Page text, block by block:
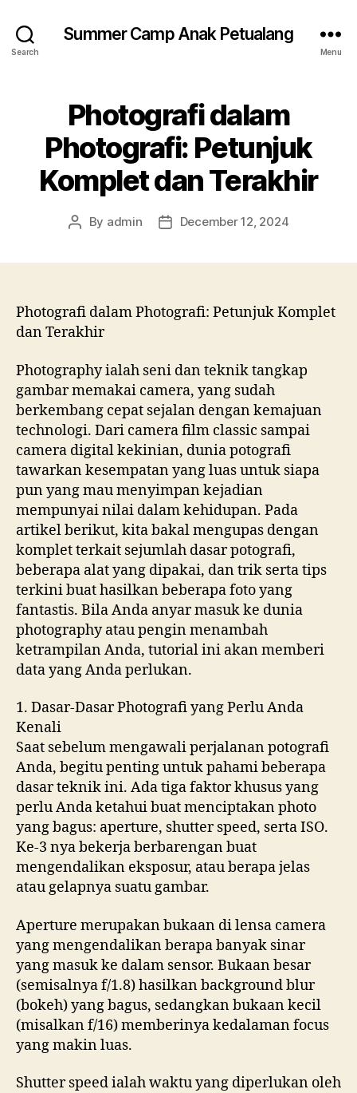
Search
Summer Camp Anak Petualang
Menu
Photografi dalam
Photografi: Petunjuk
Komplet dan Terakhir
Post
By admin
PostDecember 12, 2024
Photografi dalam Photografi: Petunjuk Komplet
dan Terakhir
Photography ialah seni dan teknik tangkap
gambar memakai camera, yang sudah
berkembang cepat sejalan dengan kemajuan
technologi. Dari camera film classic sampai
camera digital kekinian, dunia potografi
tawarkan kesempatan yang luas untuk siapa
pun yang mau menyimpan kejadian
mempunyai nilai dalam kehidupan. Pada
artikel berikut, kita bakal mengupas dengan
komplet terkait sejumlah dasar potografi,
beberapa alat yang dipakai, dan trik serta tips
terkini buat hasilkan beberapa foto yang
fantastis. Bila Anda anyar masuk ke dunia
photography atau pengin menambah
ketrampilan Anda, tutorial ini akan memberi
data yang Anda perlukan.
1. Dasar-Dasar Photografi yang Perlu Anda
Kenali
Saat sebelum mengawali perjalanan potografi
Anda, begitu penting untuk pahami beberapa
dasar teknik ini. Ada tiga faktor khusus yang
perlu Anda ketahui buat menciptakan photo
yang bagus: aperture, shutter speed, serta ISO.
Ke-3 nya bekerja berbarengan buat
mengendalikan eksposur, atau berapa jelas
atau gelapnya suatu gambar.
Aperture merupakan bukaan di lensa camera
yang mengendalikan berapa banyak sinar
yang masuk ke dalam sensor. Bukaan besar
(semisalnya f/1.8) hasilkan background blur
(bokeh) yang bagus, sedangkan bukaan kecil
(misalkan f/16) memberinya kedalaman focus
yang makin luas.
Shutter speed ialah waktu yang diperlukan oleh